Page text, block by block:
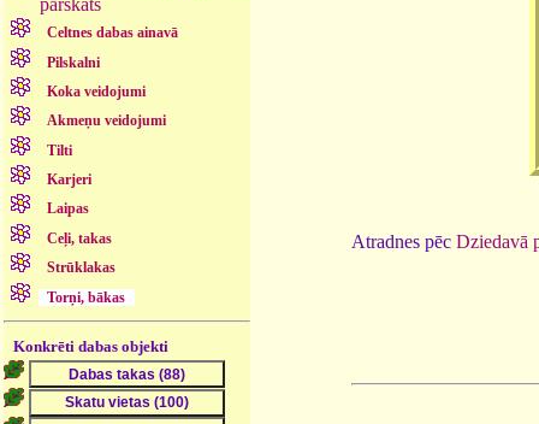
pārskats
Celtnes dabas ainavā
Pilskalni
Koka veidojumi
Akmeņu veidojumi
Tilti
Karjeri
Laipas
Ceļi, takas
Strūklakas
Torņi, bākas
Konkrēti dabas objekti
Atradnes pēc Dziedavā